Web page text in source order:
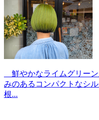
鮮やかなライムグリー
みのあるコンパクトなシ
根...